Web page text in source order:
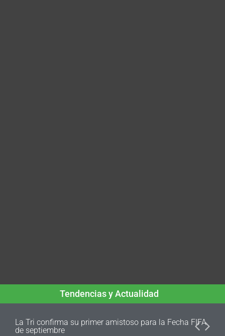
Tendencias y Actualidad
La Tri confirma su primer amistoso para la Fecha FIFA
de septiembre